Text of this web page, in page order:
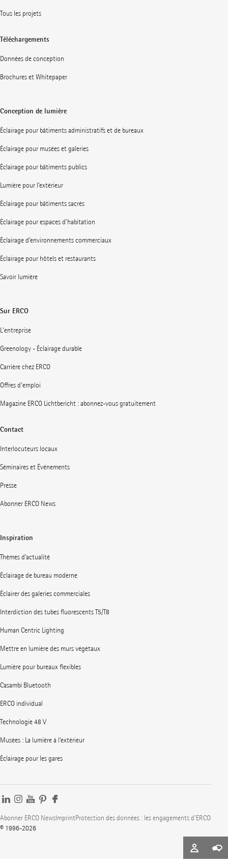
Tous les projets
Téléchargements
Données de conception
Brochures et Whitepaper
Conception de lumière
Éclairage pour bâtiments administratifs et de bureaux
Éclairage pour musées et galeries
Éclairage pour bâtiments publics
Lumière pour l’extérieur
Éclairage pour bâtiments sacrés
Éclairage pour espaces d’habitation
Éclairage d’environnements commerciaux
Éclairage pour hôtels et restaurants
Savoir lumière
Sur ERCO
L'entreprise
Greenology - Éclairage durable
Carrière chez ERCO
Offres d'emploi
Magazine ERCO Lichtbericht : abonnez-vous gratuitement
Contact
Interlocuteurs locaux
Séminaires et Événements
Presse
Abonner ERCO News
Inspiration
Thèmes d’actualité
Éclairage de bureau moderne
Éclairer des galeries commerciales
Interdiction des tubes fluorescents T5/T8
Human Centric Lighting
Mettre en lumière des murs végétaux
Lumière pour bureaux flexibles
Casambi Bluetooth
ERCO individual
Technologie 48 V
Musées : La lumière à l’extérieur
Éclairage pour les gares
Abonner ERCO NewsImprintProtection des données : les engagements d'ERCO
© 1996-2026